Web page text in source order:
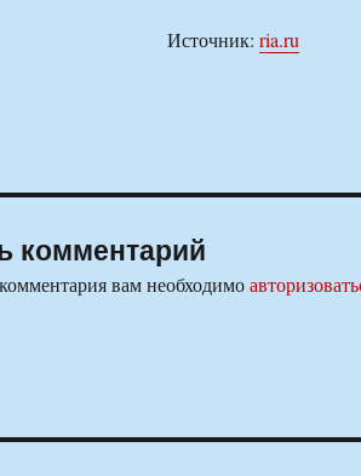
Источник: ria.ru
комментарий
вам необходимо